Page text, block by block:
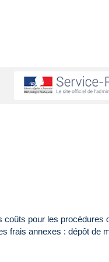
coûts pour les procédures
frais annexes : dépôt de